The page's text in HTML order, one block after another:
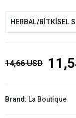
HERBAL/BİTKİSEL
14,66 USD
Brand: La Boutique